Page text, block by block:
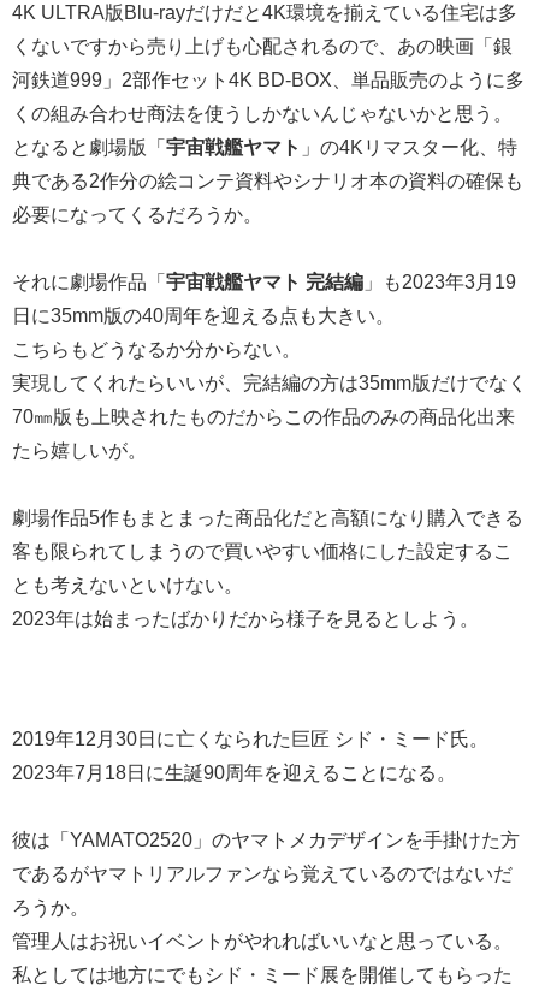
4K ULTRA版Blu-rayだけだと4K環境を揃えている住宅は多
くないですから売り上げも心配されるので、あの映画「銀
河鉄道999」2部作セット4K BD-BOX、単品販売のように多
くの組み合わせ商法を使うしかないんじゃないかと思う。
となると劇場版「 宇宙戦艦ヤマト 」の4Kリマスター化、特
典である2作分の絵コンテ資料やシナリオ本の資料の確保も
必要になってくるだろうか。
それに劇場作品「 宇宙戦艦ヤマト 完結編 」も2023年3月19
日に35mm版の40周年を迎える点も大きい。
こちらもどうなるか分からない。
実現してくれたらいいが、完結編の方は35mm版だけでなく
70㎜版も上映されたものだからこの作品のみの商品化出来
たら嬉しいが。
劇場作品5作もまとまった商品化だと高額になり購入できる
客も限られてしまうので買いやすい価格にした設定するこ
とも考えないといけない。
2023年は始まったばかりだから様子を見るとしよう。
2019年12月30日に亡くなられた巨匠 シド・ミード氏。
2023年7月18日に生誕90周年を迎えることになる。
彼は「YAMATO2520」のヤマトメカデザインを手掛けた方
であるがヤマトリアルファンなら覚えているのではないだ
ろうか。
管理人はお祝いイベントがやれればいいなと思っている。
私としては地方にでもシド・ミード展を開催してもらった